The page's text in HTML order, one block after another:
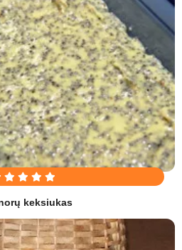
keksiukas